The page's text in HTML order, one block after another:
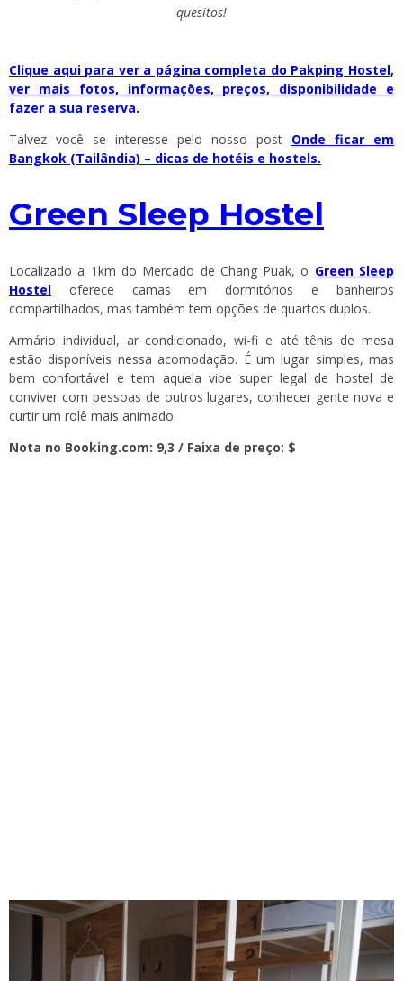
quesitos!
Clique aqui para ver a página completa do Pakping Hostel,
ver mais fotos, informações, preços, disponibilidade e
fazer a sua reserva.
Talvez você se interesse pelo nosso post Onde ficar em
Bangkok (Tailândia) – dicas de hotéis e hostels.
Green Sleep Hostel
Localizado a 1km do Mercado de Chang Puak, o Green Sleep
Hostel oferece camas em dormitórios e banheiros
compartilhados, mas também tem opções de quartos duplos.
Armário individual, ar condicionado, wi-fi e até tênis de mesa
estão disponíveis nessa acomodação. É um lugar simples, mas
bem confortável e tem aquela vibe super legal de hostel de
conviver com pessoas de outros lugares, conhecer gente nova e
curtir um rolê mais animado.
Nota no Booking.com: 9,3 / Faixa de preço: $